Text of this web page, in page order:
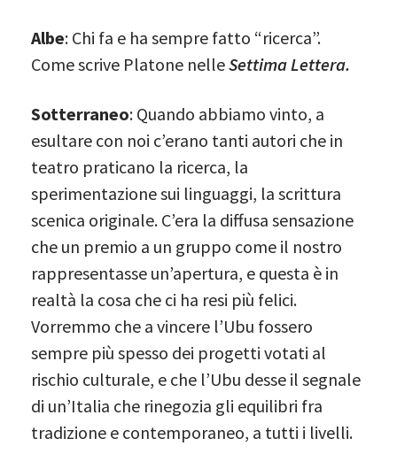
Albe: Chi fa e ha sempre fatto “ricerca”.
Come scrive Platone nelleSettima Lettera.
Sotterraneo: Quando abbiamo vinto, a
esultare con noi c’erano tanti autori che in
teatro praticano la ricerca, la
sperimentazione sui linguaggi, la scrittura
scenica originale. C’era la diffusa sensazione
che un premio a un gruppo come il nostro
rappresentasse un’apertura, e questa è in
realtà la cosa che ci ha resi più felici.
Vorremmo che a vincere l’Ubu fossero
sempre più spesso dei progetti votati al
rischio culturale, e che l’Ubu desse il segnale
di un’Italia che rinegozia gli equilibri fra
tradizione e contemporaneo, a tutti i livelli.